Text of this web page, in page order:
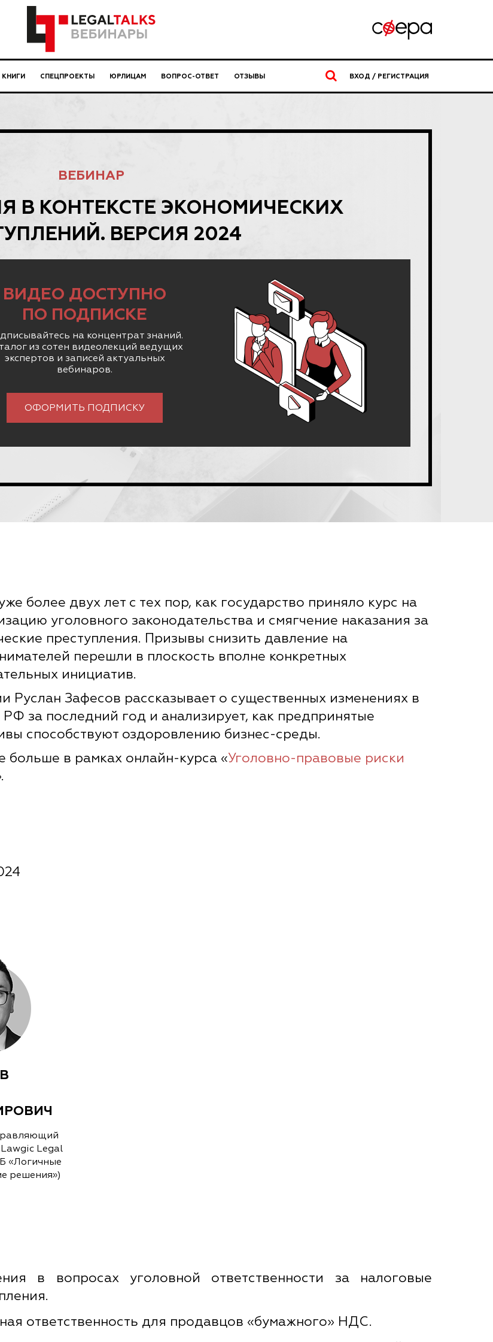
КНИГИ СПЕЦПРОЕКТЫ ЮРЛИЦАМ ВОПРОС-ОТВЕТ ОТЗЫВЫ ВХОД / РЕГИСТРАЦИЯ
ВЕБИНАР
В КОНТЕКСТЕ ЭКОНОМИЧЕСКИХ
ВЕРСИЯ 2024
ВИДЕО ДОСТУПНО
ПО ПОДПИСКЕ
на концентрат знаний.
из сотен видеолекций ведущих
экспертов и записей актуальных
вебинаров.
ОФОРМИТЬ ПОДПИСКУ
более двух лет с тех пор, как государство приняло курс на
уголовного законодательства и смягчение наказания за
преступления. Призывы снизить давление на
перешли в плоскость вполне конкретных
инициатив.
Руслан Зафесов рассказывает о существенных изменениях в
за последний год и анализирует, как предпринятые
способствуют оздоровлению бизнес-среды.
больше в рамках онлайн-курса «Уголовно-правовые риски
Legal
«Логичные
решения»)
в вопросах уголовной ответственности за налоговые
ответственность для продавцов «бумажного» НДС.